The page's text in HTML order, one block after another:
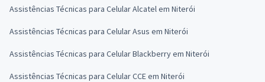
Assistências Técnicas para Celular Alcatel em Niterói
Assistências Técnicas para Celular Asus em Niterói
Assistências Técnicas para Celular Blackberry em Niterói
Assistências Técnicas para Celular CCE em Niterói